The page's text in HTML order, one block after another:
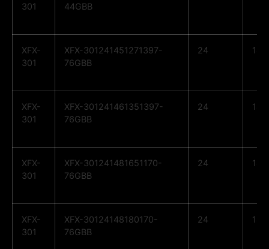
301
44GBB
XFX-
301
XFX-301241451271397-
76GBB
24 14
XFX-
301
XFX-301241461351397-
76GBB
24 14
XFX-
301
XFX-301241481651170-
76GBB
24 14
XFX-
301
XFX-30124148180170-
76GBB
24 14